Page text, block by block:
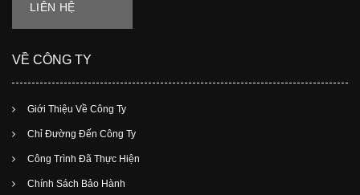
LIÊN HỆ
VỀ CÔNG TY
Giới Thiệu Về Công Ty
Chỉ Đường Đến Công Ty
Công Trình Đã Thực Hiện
Chính Sách Bảo Hành